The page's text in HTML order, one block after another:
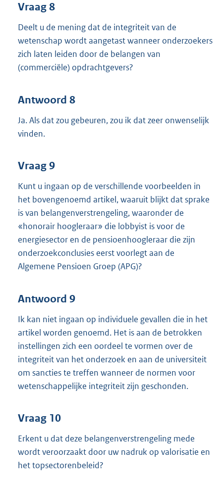
Vraag 8
Deelt u de mening dat de integriteit van de
wetenschap wordt aangetast wanneer onderzoekers
zich laten leiden door de belangen van
(commerciële) opdrachtgevers?
Antwoord 8
Ja. Als dat zou gebeuren, zou ik dat zeer onwenselijk
vinden.
Vraag 9
Kunt u ingaan op de verschillende voorbeelden in
het bovengenoemd artikel, waaruit blijkt dat sprake
is van belangenverstrengeling, waaronder de
«honorair hoogleraar» die lobbyist is voor de
energiesector en de pensioenhoogleraar die zijn
onderzoekconclusies eerst voorlegt aan de
Algemene Pensioen Groep (APG)?
Antwoord 9
Ik kan niet ingaan op individuele gevallen die in het
artikel worden genoemd. Het is aan de betrokken
instellingen zich een oordeel te vormen over de
integriteit van het onderzoek en aan de universiteit
om sancties te treffen wanneer de normen voor
wetenschappelijke integriteit zijn geschonden.
Vraag 10
Erkent u dat deze belangenverstrengeling mede
wordt veroorzaakt door uw nadruk op valorisatie en
het topsectorenbeleid?